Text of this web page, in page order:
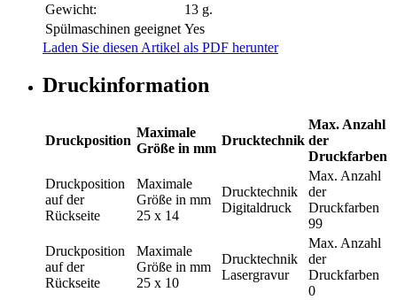
Gewicht:
13 g.
Spülmaschinen geeignet Yes
Laden Sie diesen Artikel als PDF herunter
Druckinformation
Druckposition
Maximale
Größe in mm
Drucktechnik
Max. Anzahl
der
Druckfarben
Druckposition
auf der
Rückseite
Maximale
Größe in mm
25 x 14
Drucktechnik
Digitaldruck
Max. Anzahl
der
Druckfarben
99
Druckposition
auf der
Rückseite
Maximale
Größe in mm
25 x 10
Drucktechnik
Lasergravur
Max. Anzahl
der
Druckfarben
0